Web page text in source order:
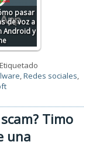
pasar
de voz a
Android y
Etiquetado
,Redes sociales,
Timo
una